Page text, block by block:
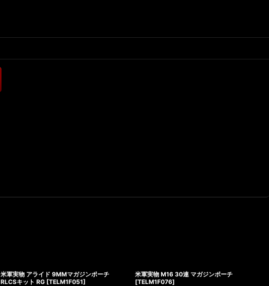
米軍実物 アライド 9MMマガジンポーチ
RLCSキット RG [TELM1F051]
米軍実物 M16 30連 マガジンポーチ
[TELM1F076]